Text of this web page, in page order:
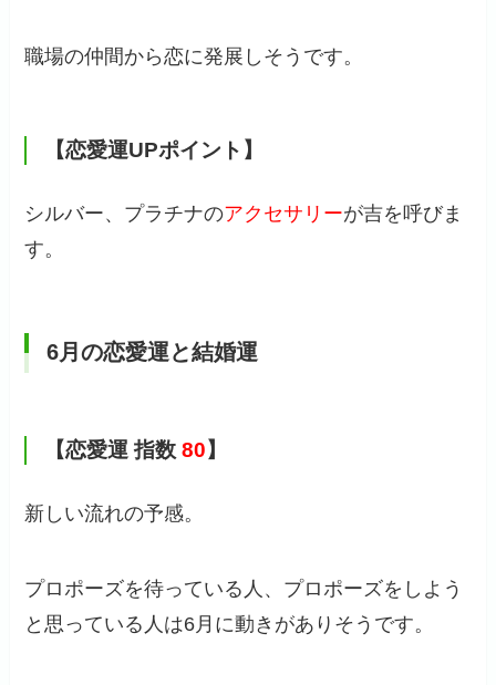
職場の仲間から恋に発展しそうです。
【恋愛運UPポイント】
シルバー、プラチナのアクセサリーが吉を呼びま
す。
6月の恋愛運と結婚運
【恋愛運 指数80】
新しい流れの予感。
プロポーズを待っている人、プロポーズをしよう
と思っている人は6月に動きがありそうです。